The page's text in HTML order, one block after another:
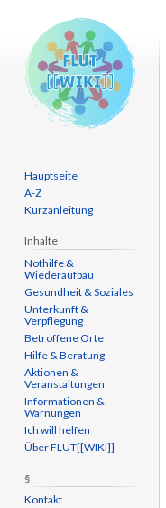
Hauptseite
A-Z
Kurzanleitung
Inhalte
Nothilfe &
Wiederaufbau
Gesundheit & Soziales
Unterkunft &
Verpflegung
Betroffene Orte
Hilfe & Beratung
Aktionen &
Veranstaltungen
Informationen &
Warnungen
Ich will helfen
Über FLUT[[WIKI]]
§
Kontakt